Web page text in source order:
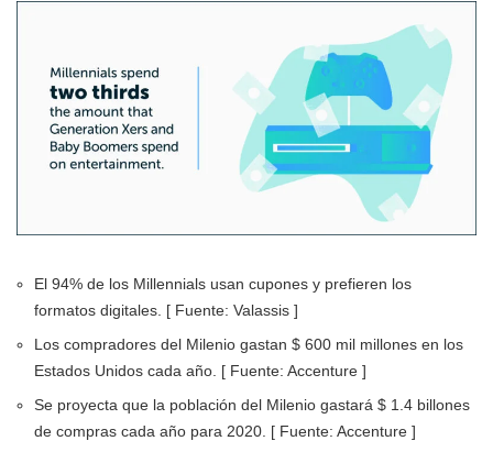
El 94% de los Millennials usan cupones y prefieren los
formatos digitales. [ Fuente: Valassis ]
Los compradores del Milenio gastan $ 600 mil millones en los
Estados Unidos cada año. [ Fuente: Accenture ]
Se proyecta que la población del Milenio gastará $ 1.4 billones
de compras cada año para 2020. [ Fuente: Accenture ]